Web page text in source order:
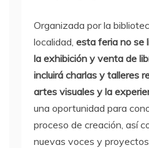
Organizada por la
localidad, esta feria no se
la exhibición y venta de
incluirá charlas y talleres
artes visuales y la
una oportunidad para
proceso de creación, así
nuevas voces y